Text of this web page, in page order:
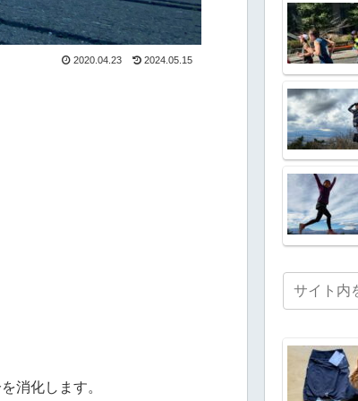
2020.04.23 2024.05.15
消化します。